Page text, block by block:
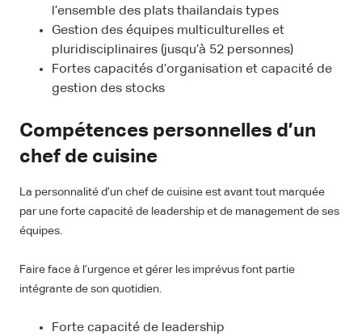
l’ensemble des plats thailandais types
Gestion des équipes multiculturelles et
pluridisciplinaires (jusqu’à 52 personnes)
Fortes capacités d’organisation et capacité de
gestion des stocks
Compétences personnelles d’un
chef de cuisine
La personnalité d’un chef de cuisine est avant tout marquée
par une forte capacité de leadership et de management de ses
équipes.
Faire face à l’urgence et gérer les imprévus font partie
intégrante de son quotidien.
Forte capacité de leadership